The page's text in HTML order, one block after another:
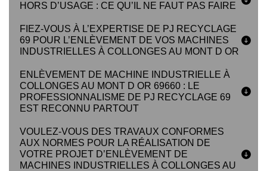
HORS D’USAGE : CE QU’IL NE FAUT PAS FAIRE
FIEZ-VOUS À L’EXPERTISE DE PJ RECYCLAGE
69 POUR L’ENLÈVEMENT DE VOS MACHINES
INDUSTRIELLES À COLLONGES AU MONT D OR
ENLÈVEMENT DE MACHINE INDUSTRIELLE À
COLLONGES AU MONT D OR 69660 : LE
PROFESSIONNALISME DE PJ RECYCLAGE 69
EST RECONNU PARTOUT
VOULEZ-VOUS DES TRAVAUX CONFORMES
AUX NORMES POUR LA RÉALISATION DE
VOTRE PROJET D’ENLÈVEMENT DE
MACHINES INDUSTRIELLES À COLLONGES AU